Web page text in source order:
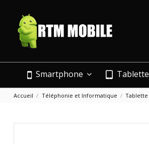
Smartphone Tablette
Accueil Téléphonie et Informatique Tablette